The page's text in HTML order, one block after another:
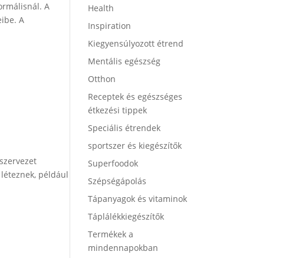
A
A
például
Health
Inspiration
Kiegyensúlyozott étrend
Mentális egészség
Otthon
Receptek és egészséges
étkezési tippek
Speciális étrendek
sportszer és kiegészítők
Superfoodok
Szépségápolás
Tápanyagok és vitaminok
Táplálékkiegészítők
Termékek a
mindennapokban